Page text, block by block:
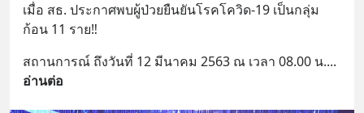
เมื่อ สธ. ประกาศพบผู้ป่วยยืนยันโรคโควิด-19 เป็นกลุ่ม
ก้อน 11 ราย‼️
สถานการณ์ ถึงวันที่ 12 มีนาคม 2563 ณ เวลา 08.00 น.
อ่านต่อ